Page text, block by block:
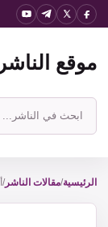
انتقل
المحتوى
موقع الناشر
ابحث
في
الناشر
الرئيسية/مقالات الناشر/